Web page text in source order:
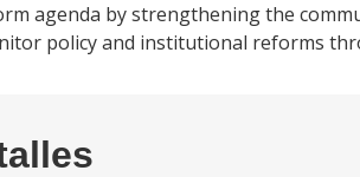
agenda by strengthening the
policy and institutional reforms